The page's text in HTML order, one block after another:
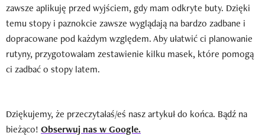
zawsze aplikuję przed wyjściem, gdy mam odkryte buty. Dzięki
temu stopy i paznokcie zawsze wyglądają na bardzo zadbane i
dopracowane pod każdym względem. Aby ułatwić ci planowanie
rutyny, przygotowałam zestawienie kilku masek, które pomogą
ci zadbać o stopy latem.
Dziękujemy, że przeczytałaś/eś nasz artykuł do końca. Bądź na
bieżąco! Obserwuj nas w Google.